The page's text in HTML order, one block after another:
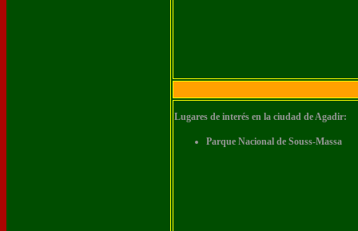
Lugares de interés en la ciudad de Agadir:
Parque Nacional de Souss-Massa